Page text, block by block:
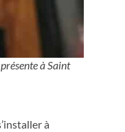
à Saint
à